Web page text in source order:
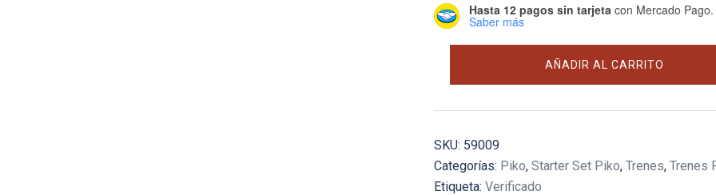
Hasta 12 pagos sin tarjetacon Mercado Pago.
Saber más
-
OBB
RH
2016
AÑADIR AL CARRITO
SKU: 59009
Categorías: Piko, Starter Set Piko, Trenes, Trenes
Etiqueta: Verificado